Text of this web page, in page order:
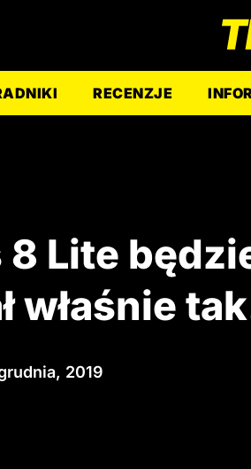
RECENZJE
8 Lite
właśnie
2019